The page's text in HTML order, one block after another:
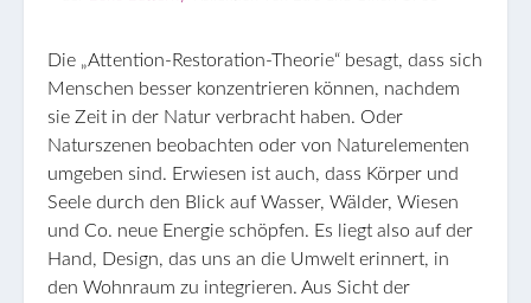
Die „Attention-Restoration-Theorie“ besagt, dass sich
Menschen besser konzentrieren können, nachdem
sie Zeit in der Natur verbracht haben. Oder
Naturszenen beobachten oder von Naturelementen
umgeben sind. Erwiesen ist auch, dass Körper und
Seele durch den Blick auf Wasser, Wälder, Wiesen
und Co. neue Energie schöpfen. Es liegt also auf der
Hand, Design, das uns an die Umwelt erinnert, in
den Wohnraum zu integrieren. Aus Sicht der